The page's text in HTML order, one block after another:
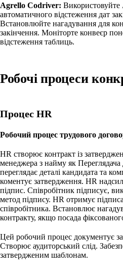
Agrello Codriver: Використовуйте
автоматичного відстеження дат
Встановлюйте нагадування для
закінчення. Моніторте конвеєр
відстеження таблиць.
Робочі процеси
Процес HR
Робочий процес трудового
HR створює контракт із
менеджера з найму як
переглядає деталі кандидата та
коментує затвердження. HR
підпис. Співробітник підписує,
метод підпису. HR отримує
співробітника. Встановлює
контракту, якщо посада
Цей робочий процес документує
Створює аудиторський слід.
затвердженим шаблонам.